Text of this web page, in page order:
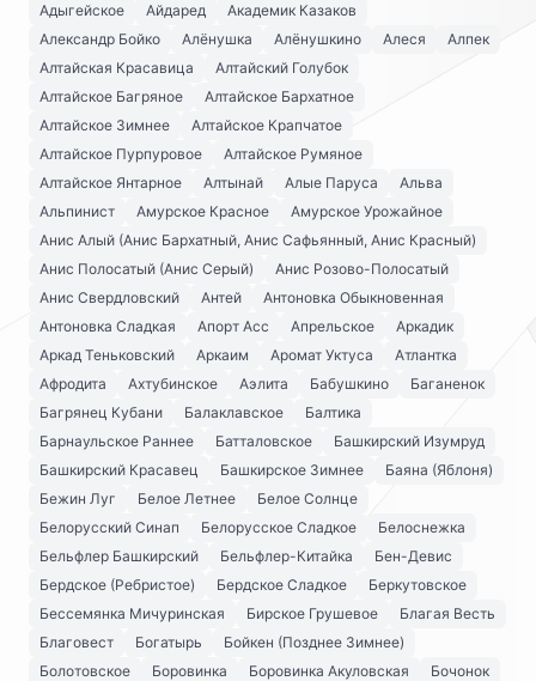
Адыгейское
Айдаред
Академик Казаков
Александр Бойко
Алёнушка Алёнушкино Алеся
Алпек
Алтайская Красавица
Алтайский Голубок
Алтайское Багряное
Алтайское Бархатное
Алтайское Зимнее
Алтайское Крапчатое
Алтайское Пурпуровое
Алтайское Румяное
Алтайское Янтарное
Алтынай Алые Паруса
Альва
Альпинист
Амурское Красное
Амурское Урожайное
Анис Алый (Анис Бархатный, Анис Сафьянный, Анис Красный)
Анис Полосатый (Анис Серый)
Анис Розово-Полосатый
Анис Свердловский
Антей
Антоновка Обыкновенная
Антоновка Сладкая
Апорт Асс Апрельское
Аркадик
Аркад Теньковский
Аркаим Аромат Уктуса
Атлантка
Афродита
Ахтубинское Аэлита Бабушкино
Баганенок
Багрянец Кубани
Балаклавское
Балтика
Барнаульское Раннее
Батталовское
Башкирский Изумруд
Башкирский Красавец
Башкирское Зимнее
Баяна (Яблоня)
Бежин Луг
Белое Летнее
Белое Солнце
Белорусский Синап
Белорусское Сладкое
Белоснежка
Бельфлер Башкирский
Бельфлер-Китайка
Бен-Девис
Бердское (Ребристое)
Бердское Сладкое
Беркутовское
Бессемянка Мичуринская
Бирское Грушевое
Благая Весть
Благовест
Богатырь
Бойкен (Позднее Зимнее)
Болотовское
Боровинка Боровинка Акуловская
Бочонок